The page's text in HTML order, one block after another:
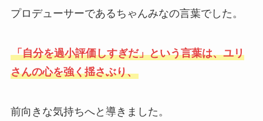
プロデューサーであるちゃんみなの言葉でした。
「自分を過小評価しすぎだ」という言葉は、ユリ
さんの心を強く揺さぶり、
前向きな気持ちへと導きました。